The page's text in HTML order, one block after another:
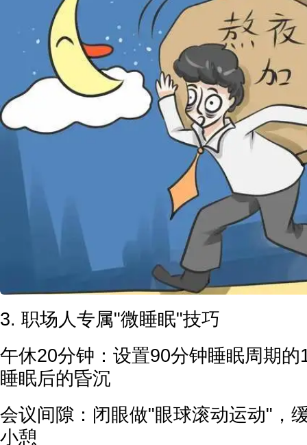
3. 职场人专属"微睡眠"技巧
午休20分钟：设置90分钟睡眠周期
睡眠后的昏沉
会议间隙：闭眼做"眼球滚动运动"，
小憩